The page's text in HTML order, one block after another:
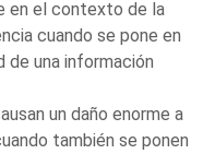
en el contexto de la
cuando se pone en
de una información
un daño enorme a
también se ponen